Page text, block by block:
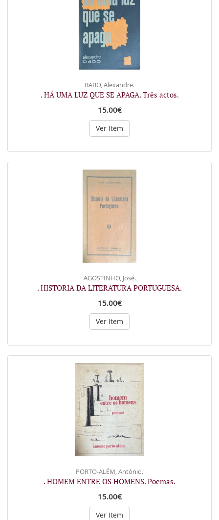
BABO, Alexandre.
. HÁ UMA LUZ QUE SE APAGA. Três actos.
15.00€
Ver Item
AGOSTINHO, José.
. HISTORIA DA LITERATURA PORTUGUESA.
15.00€
Ver Item
PORTO-ALÉM, António.
. HOMEM ENTRE OS HOMENS. Poemas.
15.00€
Ver Item